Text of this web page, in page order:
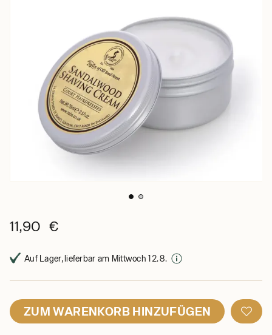
11,90 €
Auf Lager, lieferbar am Mittwoch 12. 8.
ZUM WARENKORB HINZUFÜGEN